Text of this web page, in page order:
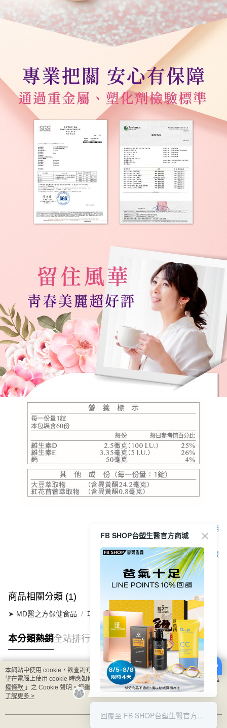
顯示電腦版詳細說明
客服
商品相關分類 (1)
➤ MD醫之方保健食品 功能性 大豆菁萃複方膜衣錠
本分類熱銷全站排行
熱門標籤
本網站中使用 cookie，欲查詢有關本網站使用 cookie 方式之詳情，及若您不希
望在電腦上使用 cookie 時應如何變更電腦的 cookie 設定，請參閱本網站「
隱私
權條款 」之 Cookie 聲明。您繼續使用本網站即表示您同意本公司得按本網站使
用條款之 Cookie 聲明使用 cookie。
了解更多 >
FB SHOP台塑生醫官方商城
8/5-8/8 LINE POINT回饋10%
回覆至 FB SHOP台塑生醫官方商城